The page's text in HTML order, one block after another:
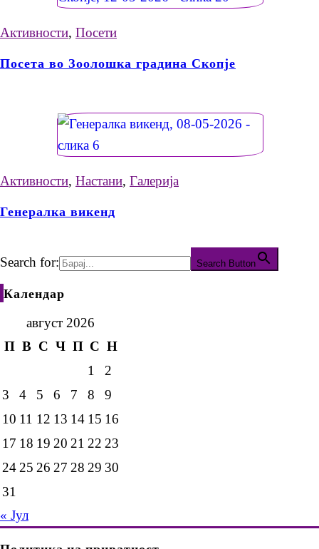
Активности, Посети
Посета во Зоолошка градина Скопје
Активности, Настани, Галерија
Генералка викенд
Search for: Search Button
Календар
август 2026
П В С Ч П С Н
1
2
3
4 5 6 7 8
9
10 11 12 13 14 15 16
17 18 19 20 21 22 23
24 25 26 27 28 29 30
31
« Јул